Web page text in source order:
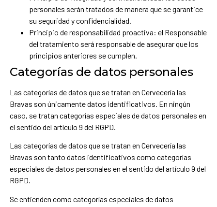
personales serán tratados de manera que se garantice
su seguridad y confidencialidad.
Principio de responsabilidad proactiva: el Responsable
del tratamiento será responsable de asegurar que los
principios anteriores se cumplen.
Categorías de datos personales
Las categorías de datos que se tratan en Cervecería las
Bravas son únicamente datos identificativos. En ningún
caso, se tratan categorías especiales de datos personales en
el sentido del artículo 9 del RGPD.
Las categorías de datos que se tratan en Cervecería las
Bravas son tanto datos identificativos como categorías
especiales de datos personales en el sentido del artículo 9 del
RGPD.
Se entienden como categorías especiales de datos